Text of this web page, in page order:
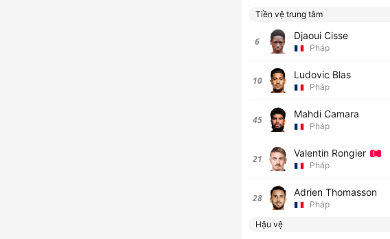
Tiền vệ trung tâm
6 Djaoui Cisse
Pháp
10 Ludovic Blas
Pháp
45 Mahdi Camara
Pháp
21 Valentin Rongier
Pháp
28 Adrien Thomasson
Pháp
Hậu vệ